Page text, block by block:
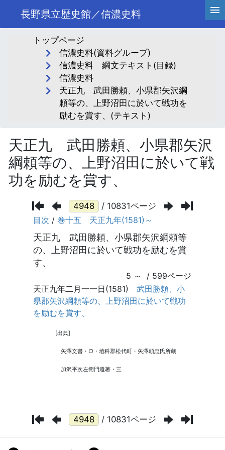
長野県立歴史館／信濃史料
トップページ
信濃史料(資料グループ)
信濃史料 綱文テキスト(目録)
信濃史料
天正九 武田勝頼、小県郡矢沢綱
頼等の、上野沼田に於いて戦功を
励むを賞す、(テキスト)
天正九 武田勝頼、小県郡矢沢
綱頼等の、上野沼田に於いて戦
功を励むを賞す、
/ 10831ページ
/ 10831ページ